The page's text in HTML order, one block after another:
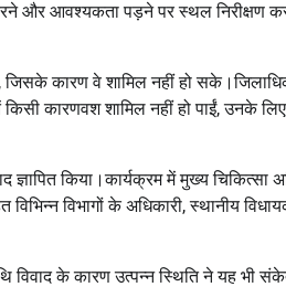
और आवश्यकता पड़ने पर स्थल निरीक्षण
कारण वे शामिल नहीं हो
कारणवश शामिल नहीं हो पाईं, उनके लिए
किया।कार्यक्रम में मुख्य चिकित्सा
विभागों के अधिकारी, स्थानीय
के कारण उत्पन्न स्थिति ने यह भी संकेत